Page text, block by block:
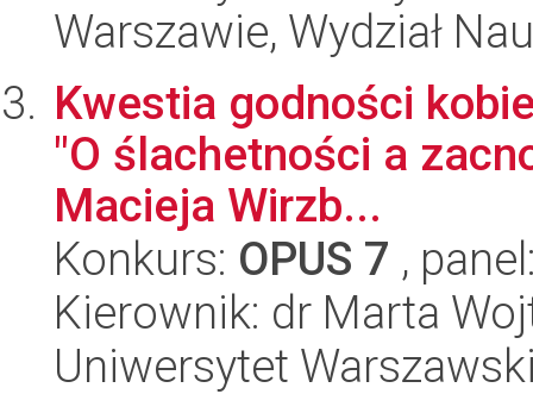
Warszawie, Wydział
Kwestia godności
"O ślachetności a
Macieja Wirzb...
Konkurs: OPUS 7 ,
Kierownik: dr Marta
Uniwersytet